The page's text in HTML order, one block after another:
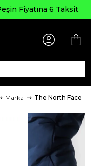
Fiyatına 6 Taksit
Marka The North Face